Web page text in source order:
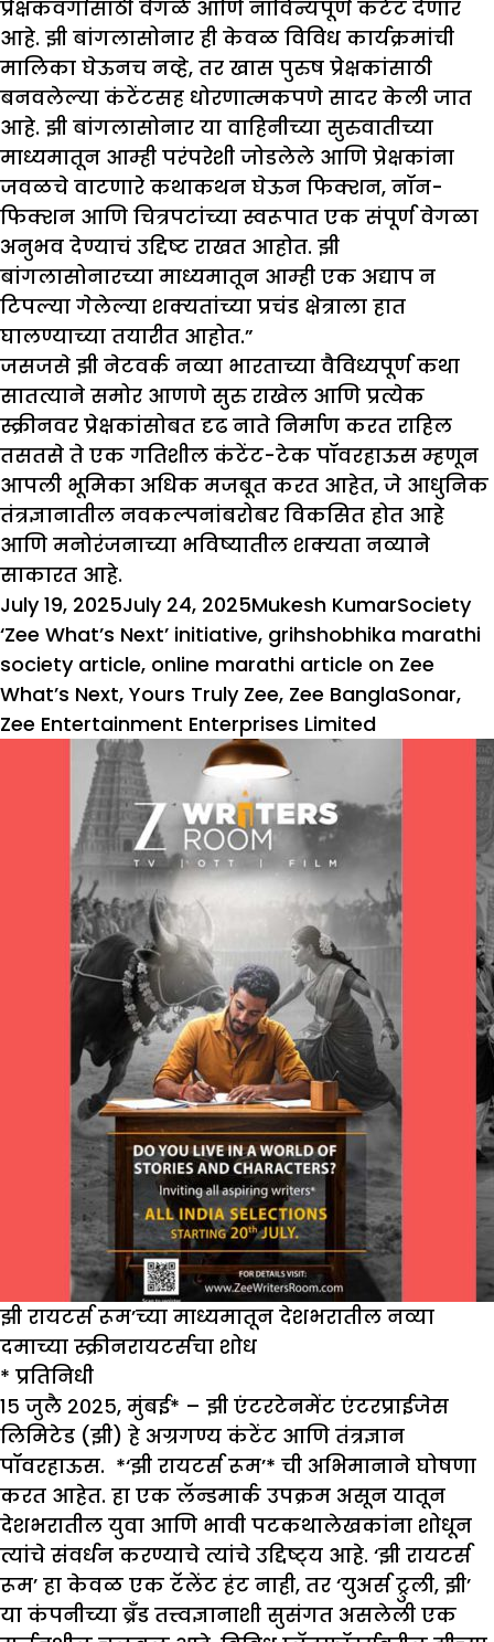
प्रेक्षकवर्गासाठी वेगळे आणि नाविन्यपूर्ण कंटेंट देणार
आहे. झी बांगलासोनार ही केवळ विविध कार्यक्रमांची
मालिका घेऊनच नव्हे, तर खास पुरुष प्रेक्षकांसाठी
बनवलेल्या कंटेंटसह धोरणात्मकपणे सादर केली जात
आहे. झी बांगलासोनार या वाहिनीच्या सुरुवातीच्या
माध्यमातून आम्ही परंपरेशी जोडलेले आणि प्रेक्षकांना
जवळचे वाटणारे कथाकथन घेऊन फिक्शन, नॉन-
फिक्शन आणि चित्रपटांच्या स्वरूपात एक संपूर्ण वेगळा
अनुभव देण्याचं उद्दिष्ट राखत आहोत. झी
बांगलासोनारच्या माध्यमातून आम्ही एक अद्याप न
टिपल्या गेलेल्या शक्यतांच्या प्रचंड क्षेत्राला हात
घालण्याच्या तयारीत आहोत.”
जसजसे झी नेटवर्क नव्या भारताच्या वैविध्यपूर्ण कथा
सातत्याने समोर आणणे सुरु राखेल आणि प्रत्येक
स्क्रीनवर प्रेक्षकांसोबत दृढ नाते निर्माण करत राहिल
तसतसे ते एक गतिशील कंटेंट-टेक पॉवरहाऊस म्हणून
आपली भूमिका अधिक मजबूत करत आहेत, जे आधुनिक
तंत्रज्ञानातील नवकल्पनांबरोबर विकसित होत आहे
आणि मनोरंजनाच्या भविष्यातील शक्यता नव्याने
साकारत आहे.
Posted
on
July 19, 2025July 24, 2025Author
Mukesh KumarSociety
Tags
‘Zee What’s Next’ initiative, grihshobhika marathi
society article, online marathi article on Zee
What’s Next, Yours Truly Zee, Zee BanglaSonar,
Zee Entertainment Enterprises Limited
झी रायटर्स रूम’च्या माध्यमातून देशभरातील नव्या
दमाच्या स्क्रीनरायटर्सचा शोध
* प्रतिनिधी
१५ जुलै २०२५, मुंबई* – झी एंटरटेनमेंट एंटरप्राईजेस
लिमिटेड (झी) हे अग्रगण्य कंटेंट आणि तंत्रज्ञान
पॉवरहाऊस. *‘झी रायटर्स रूम’* ची अभिमानाने घोषणा
करत आहेत. हा एक लॅन्डमार्क उपक्रम असून यातून
देशभरातील युवा आणि भावी पटकथालेखकांना शोधून
त्यांचे संवर्धन करण्याचे त्यांचे उद्दिष्ट्‌य आहे. ‘झी रायटर्स
रूम’ हा केवळ एक टॅलेंट हंट नाही, तर ‘युअर्स ट्रुली, झी’
या कंपनीच्या ब्रँड तत्त्वज्ञानाशी सुसंगत असलेली एक